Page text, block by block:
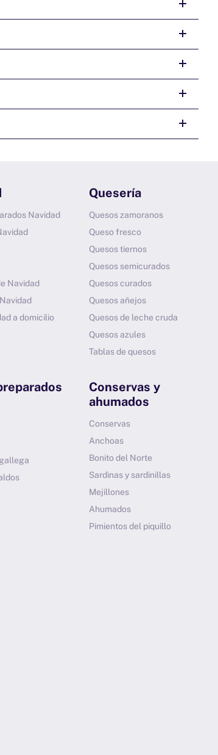
Navidad
Navidad
a domicilio
Quesería
Quesos zamoranos
Queso fresco
Quesos tiernos
Quesos semicurados
Quesos curados
Quesos añejos
Quesos de leche cruda
Quesos azules
Tablas de quesos
Conservas y
ahumados
Conservas
Anchoas
Bonito del Norte
Sardinas y sardinillas
Mejillones
Ahumados
Pimientos del piquillo